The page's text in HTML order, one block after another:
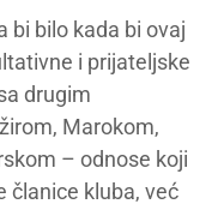
bi bilo kada bi ovaj
i prijateljske
drugim
Marokom,
– odnose koji
članice kluba, već